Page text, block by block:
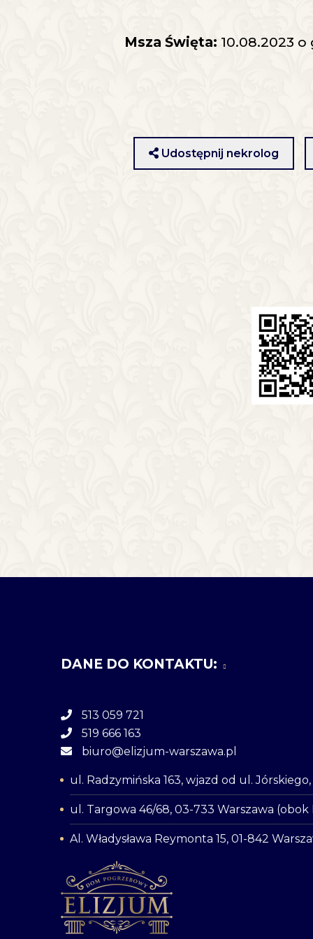
Msza Święta: 10.08.2023
Udostępnij nekrolog
DANE DO KONTAKTU:
513 059 721
519 666 163
biuro@elizjum-warszawa.pl
ul. Radzymińska 163, wjazd od ul.
ul. Targowa 46/68, 03-733 Warszawa
Al. Władysława Reymonta 15, 01-842